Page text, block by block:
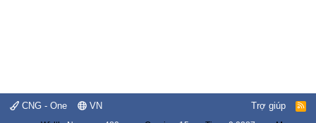
CNG - One VN Trợ giúp
R